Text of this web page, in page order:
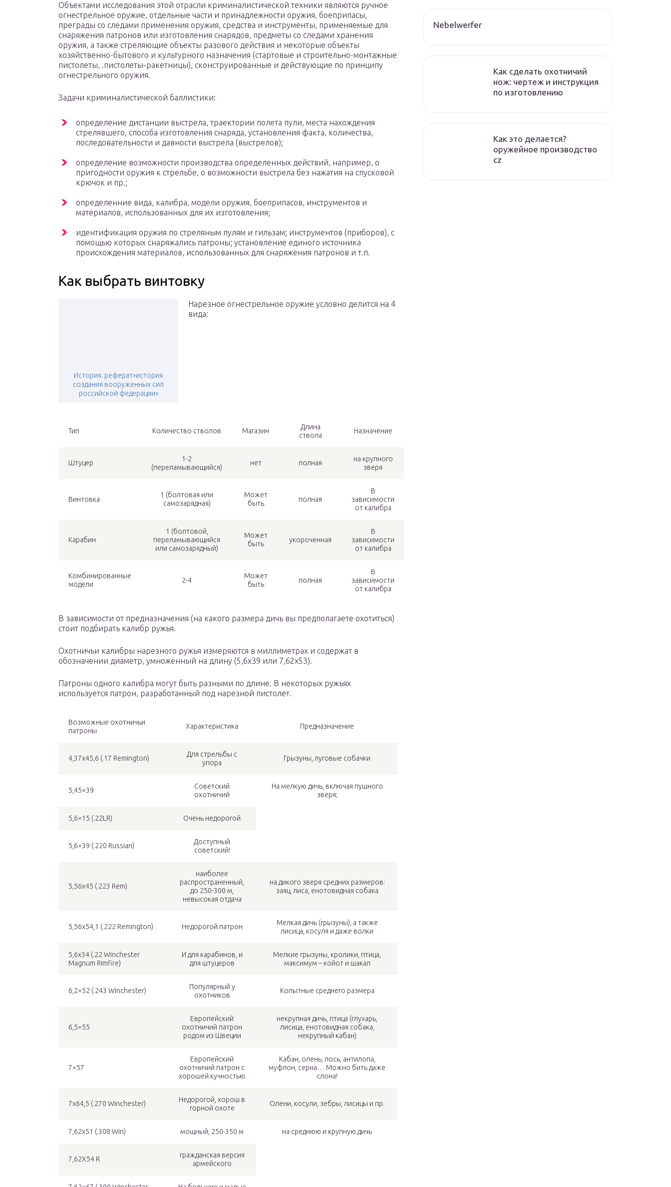
Объектами исследования этой отрасли криминалистической техники являются ручное
огнестрельное оружие, отдельные части и принадлежности оружия, боеприпасы,
преграды со следами применения оружия, средства и инструменты, применяемые для
снаряжения патронов или изготовления снарядов, предметы со следами хранения
оружия, а также стреляющие объекты разового действия и некоторые объекты
хозяйственно-бытового и культурного назначения (стартовые и строительно-монтажные
пистолеты, .пистолеты-ракетницы), сконструированные и действующие по принципу
огнестрельного оружия.
Задачи криминалистической баллистики:
определение дистанции выстрела, траектории полета пули, места нахождения
стрелявшего, способа изготовления снаряда, установления факта, количества,
последовательности и давности выстрела (выстрелов);
определение возможности производства определенных действий, например, о
пригодности оружия к стрельбе, о возможности выстрела без нажатия на спусковой
крючок и пр.;
определенние вида, калибра, модели оружия, боеприпасов, инструментов и
материалов, использованных для их изготовления;
идентификация оружия по стреляным пулям и гильзам; инструментов (приборов), с
помощью которых снаряжались патроны; установление единого источника
происхождения материалов, использованных для снаряжения патронов и т.п.
Как выбрать винтовку
История. реферат»история
создания вооруженных сил
российской федерации»
Нарезное огнестрельное оружие условно делится на 4
вида:
Тип Количество стволов Магазин
Длина
ствола
Назначение
Штуцер
1-2
(переламывающийся)
нет полная
на крупного
зверя
Винтовка
1 (болтовая или
самозарядная)
Может
быть
полная
В
зависимости
от калибра
Карабин
1 (болтовой,
переламывающийся
или самозарядный)
Может
быть
укороченная
В
зависимости
от калибра
Комбинированные
модели
2-4
Может
быть
полная
В
зависимости
от калибра
В зависимости от предназначения (на какого размера дичь вы предполагаете охотиться)
стоит подбирать калибр ружья.
Охотничьи калибры нарезного ружья измеряются в миллиметрах и содержат в
обозначении диаметр, умноженный на длину (5,6х39 или 7,62х53).
Патроны одного калибра могут быть разными по длине. В некоторых ружьях
используется патрон, разработанный под нарезной пистолет.
Возможные охотничьи
патроны
Характеристика Предназначение
4,37х45,6 (.17 Remington)
Для стрельбы с
упора
Грызуны, луговые собачки
5,45×39
Советский
охотничий
На мелкую дичь, включая пушного
зверя;
5,6×15 (.22LR) Очень недорогой
5,6×39 (.220 Russian)
Доступный
советский!
5,56х45 (.223 Rem)
наиболее
распространенный,
до 250-300 м,
невысокая отдача
на дикого зверя средних размеров:
заяц, лиса, енотовидная собака
5,56х54,1 (.222 Remington) Недорогой патрон
Мелкая дичь (грызуны), а также
лисица, косуля и даже волки
5,6х34 (.22 Winchester
Magnum Rimfire)
И для карабинов, и
для штуцеров
Мелкие грызуны, кролики, птица,
максимум – койот и шакал
6,2×52 (.243 Winchester)
Популярный у
охотников
Копытные среднего размера
6,5×55
Европейский
охотничий патрон
родом из Швеции
некрупная дичь, птица (глухарь,
лисица, енотовидная собака,
некрупный кабан)
7×57
Европейский
охотничий патрон с
хорошей кучностью
Кабан, олень, лось, антилопа,
муфлон, серна… Можно бить даже
слона!
7х64,5 (.270 Winchester)
Недорогой, хорош в
горной охоте
Олени, косули, зебры, лисицы и пр.
7,62х51 (.308 Win) мощный, 250-350 м на среднюю и крупную дичь
7,62Х54 R
гражданская версия
армейского
Nebelwerfer
Как сделать охотничий
нож: чертеж и инструкция
по изготовлению
Как это делается?
оружейное производство
cz